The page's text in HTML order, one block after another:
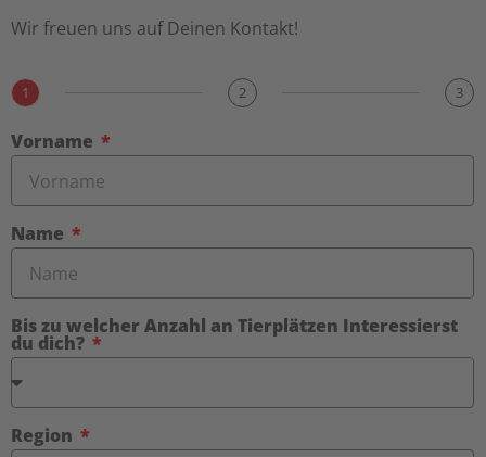
Wir freuen uns auf Deinen Kontakt!
1 2 3
Vorname
Name
Bis zu welcher Anzahl an Tierplätzen Interessierst
du dich?
Region